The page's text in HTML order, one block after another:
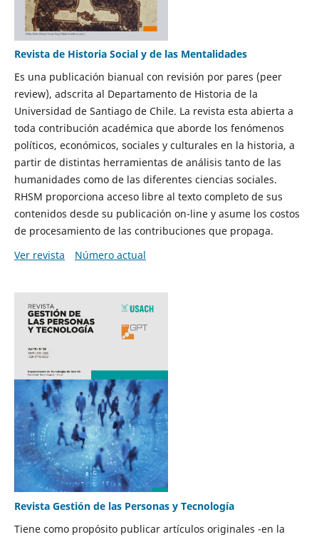
Revista de Historia Social y de las Mentalidades
Es una publicación bianual con revisión por pares (peer
review), adscrita al Departamento de Historia de la
Universidad de Santiago de Chile. La revista esta abierta a
toda contribución académica que aborde los fenómenos
políticos, económicos, sociales y culturales en la historia, a
partir de distintas herramientas de análisis tanto de las
humanidades como de las diferentes ciencias sociales.
RHSM proporciona acceso libre al texto completo de sus
contenidos desde su publicación on-line y asume los costos
de procesamiento de las contribuciones que propaga.
Ver revista
Número actual
Revista Gestión de las Personas y Tecnología
Tiene como propósito publicar artículos originales -en la